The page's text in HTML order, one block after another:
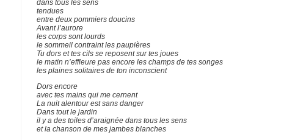
dans tous les sens
tendues
entre deux pommiers doucins
Avant l’aurore
les corps sont lourds
le sommeil contraint les paupières
Tu dors et tes cils se reposent sur tes joues
le matin n’effleure pas encore les champs de tes songes
les plaines solitaires de ton inconscient
Dors encore
avec tes mains qui me cernent
La nuit alentour est sans danger
Dans tout le jardin
il y a des toiles d’araignée dans tous les sens
et la chanson de mes jambes blanches